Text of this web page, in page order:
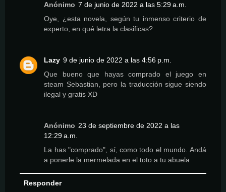
Anónimo 7 de junio de 2022 a las 5:29 a.m.
Oye, ¿esta novela, según tu inmenso criterio de
experto, en qué letra la clasificas?
Lazy 9 de junio de 2022 a las 4:56 p.m.
Que bueno que hayas comprado el juego en
steam Sebastian, pero la traducción sigue siendo
ilegal y gratis XD
Anónimo 23 de septiembre de 2022 a las
12:29 a.m.
La has "comprado", sí, como todo el mundo. Andá
a ponerle la mermelada en el toto a tu abuela
Responder